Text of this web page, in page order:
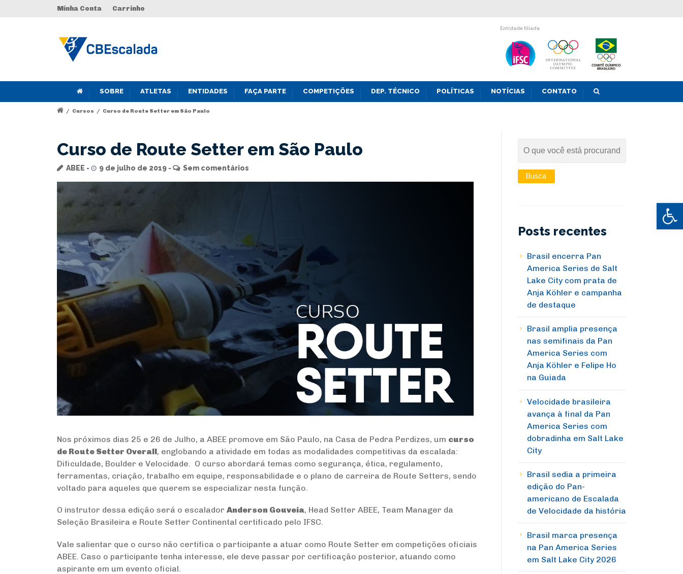
Abrir
Minha Conta Carrinho
Entidade filiada
SOBRE ATLETAS ENTIDADES FAÇA PARTE COMPETIÇÕES DEP. TÉCNICO POLÍTICAS NOTÍCIAS CONTATO
/ Cursos / Curso de Route Setter em São Paulo
Curso de Route Setter em São Paulo
ABEE 9 de julho de 2019 Sem comentários
Nos próximos dias 25 e 26 de Julho, a ABEE promove em São Paulo, na Casa de Pedra Perdizes, um curso
de Route Setter Overall, englobando a atividade em todas as modalidades competitivas da escalada:
Dificuldade, Boulder e Velocidade. O curso abordará temas como segurança, ética, regulamento,
ferramentas, criação, trabalho em equipe, responsabilidade e o plano de carreira de Route Setters, sendo
voltado para aqueles que querem se especializar nesta função.
O instrutor dessa edição será o escalador Anderson Gouveia, Head Setter ABEE, Team Manager da
Seleção Brasileira e Route Setter Continental certificado pelo IFSC.
Vale salientar que o curso não certifica o participante a atuar como Route Setter em competições oficiais
ABEE. Caso o participante tenha interesse, ele deve passar por certificação posterior, atuando como
aspirante em um evento oficial.
Posts recentes
Brasil encerra Pan
America Series de Salt
Lake City com prata de
Anja Köhler e campanha
de destaque
Brasil amplia presença
nas semifinais da Pan
America Series com
Anja Köhler e Felipe Ho
na Guiada
Velocidade brasileira
avança à final da Pan
America Series com
dobradinha em Salt Lake
City
Brasil sedia a primeira
edição do Pan-
americano de Escalada
de Velocidade da história
Brasil marca presença
na Pan America Series
em Salt Lake City 2026